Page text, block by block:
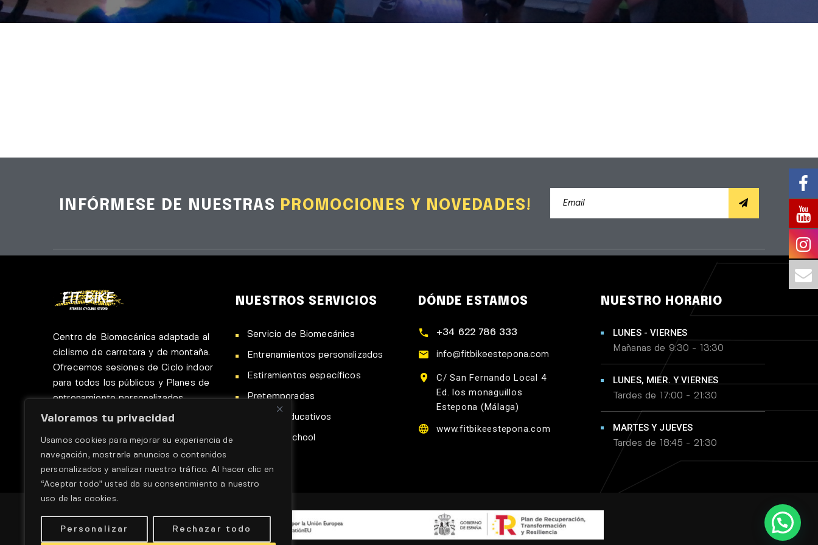
Valoramos tu privacidad
Usamos cookies para mejorar su experiencia de
navegación, mostrarle anuncios o contenidos
personalizados y analizar nuestro tráfico. Al hacer clic en
“Aceptar todo” usted da su consentimiento a nuestro
uso de las cookies.
Personalizar Rechazar todo
INFÓRMESE DE NUESTRAS PROMOCIONES Y NOVEDADES!
Centro de Biomecánica adaptada al
ciclismo de carretera y de montaña.
Ofrecemos sesiones de Ciclo indoor
para todos los públicos y Planes de
entrenamiento personalizados.
NUESTROS SERVICIOS
Servicio de Biomecánica
Entrenamientos personalizados
Estiramientos específicos
Pretemporadas
Talleres educativos
Fit-Bike-School
DÓNDE ESTAMOS
+34 622 786 333
info@fitbikeestepona.com
C/ San Fernando Local 4
Ed. los monaguillos
Estepona (Málaga)
www.fitbikeestepona.com
NUESTRO HORARIO
LUNES - VIERNES
Mañanas de 9:30 - 13:30
LUNES, MIER. Y VIERNES
Tardes de 17:00 - 21:30
MARTES Y JUEVES
Tardes de 18:45 - 21:30